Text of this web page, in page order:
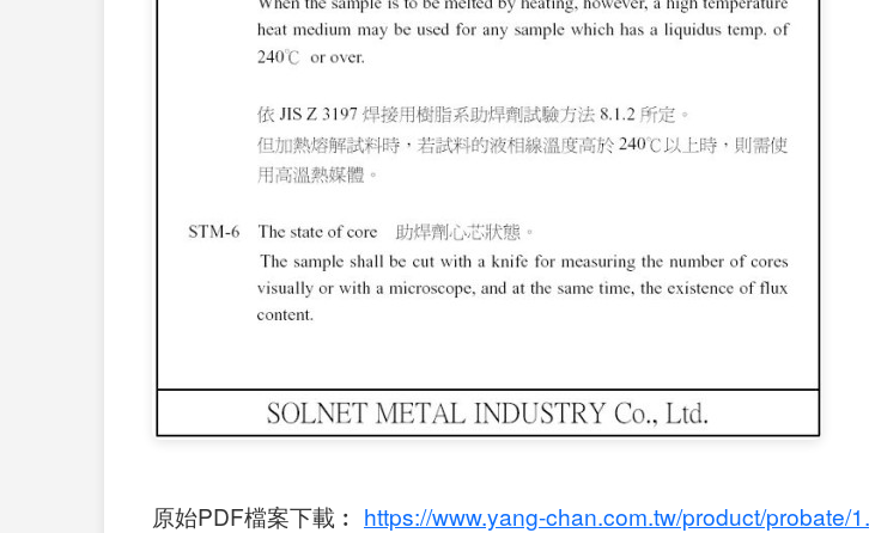
原始PDF檔案下載︰ https://www.yang-chan.com.tw/product/probate/